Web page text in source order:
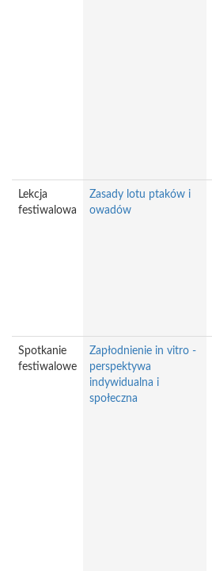
Lekcja
festiwalowa
Zasady lotu ptaków i
owadów
Spotkanie
festiwalowe
Zapłodnienie in vitro -
perspektywa
indywidualna i
społeczna